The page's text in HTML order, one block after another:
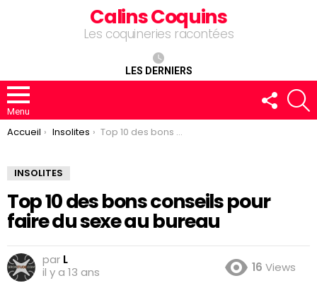
Calins Coquins
Les coquineries racontées
LES DERNIERS
Menu
FOLLOW
US
You are here:
Accueil Insolites Top 10 des bons conseils pour faire du sexe au bureau
INSOLITES
Top 10 des bons conseils pour
faire du sexe au bureau
par L
il y a 13 ans
16 Views